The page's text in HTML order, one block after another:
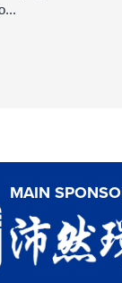
MAIN